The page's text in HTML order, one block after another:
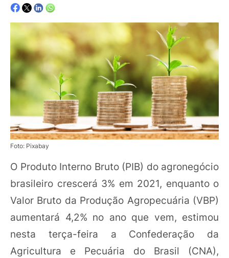
Foto: Pixabay
O Produto Interno Bruto (PIB) do agronegócio
brasileiro crescerá 3% em 2021, enquanto o
Valor Bruto da Produção Agropecuária (VBP)
aumentará 4,2% no ano que vem, estimou
nesta terça-feira a Confederação da
Agricultura e Pecuária do Brasil (CNA),